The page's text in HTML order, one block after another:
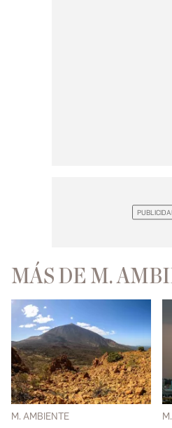
MÁS DE M.
M. AMBIENTE